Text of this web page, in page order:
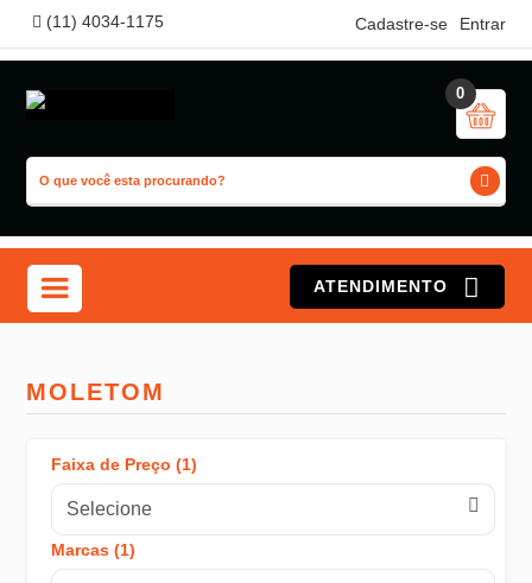
Entrar
Cadastre-se
(11) 4034-1175
0
ATENDIMENTO
CAPACETES
Tudo em Capacetes
LS2
MOLETOM
Faixa de Preço (1)
Selecione
Marcas (1)